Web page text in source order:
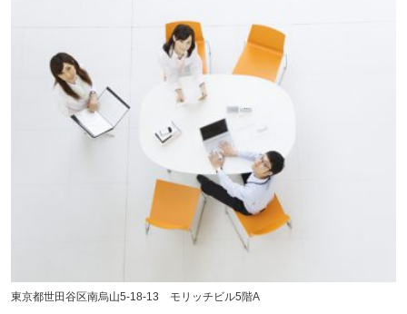
東京都世田谷区南烏山5-18-13 モリッチビル5階A